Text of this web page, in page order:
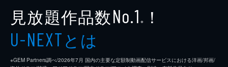
見放題作品数No.1 ※ ！
U-NEXTとは
※GEM Partners調べ/2026年7⽉ 国内の主要な定額制動画配信サービスにおける洋画/邦画/